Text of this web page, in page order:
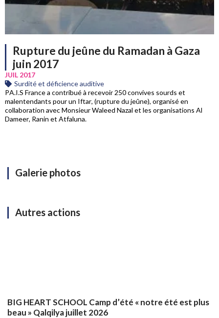
Rupture du jeûne du Ramadan à Gaza
juin 2017
JUIL 2017
Surdité et déficience auditive
PA.I.S France a contribué à recevoir 250 convives sourds et
malentendants pour un Iftar, (rupture du jeûne), organisé en
collaboration avec Monsieur Waleed Nazal et les organisations Al
Dameer, Ranin et Atfaluna.
Galerie photos
Autres actions
BIG HEART SCHOOL Camp d’été « notre été est plus
beau » Qalqilya juillet 2026